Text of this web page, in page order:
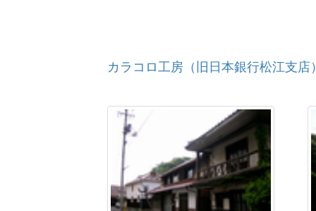
カラコロ工房（旧日本銀行松江支店